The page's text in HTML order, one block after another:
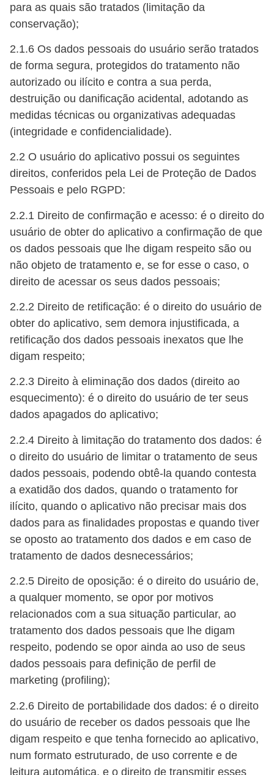
para as quais são tratados (limitação da
conservação);
2.1.6 Os dados pessoais do usuário serão tratados
de forma segura, protegidos do tratamento não
autorizado ou ilícito e contra a sua perda,
destruição ou danificação acidental, adotando as
medidas técnicas ou organizativas adequadas
(integridade e confidencialidade).
2.2 O usuário do aplicativo possui os seguintes
direitos, conferidos pela Lei de Proteção de Dados
Pessoais e pelo RGPD:
2.2.1 Direito de confirmação e acesso: é o direito do
usuário de obter do aplicativo a confirmação de que
os dados pessoais que lhe digam respeito são ou
não objeto de tratamento e, se for esse o caso, o
direito de acessar os seus dados pessoais;
2.2.2 Direito de retificação: é o direito do usuário de
obter do aplicativo, sem demora injustificada, a
retificação dos dados pessoais inexatos que lhe
digam respeito;
2.2.3 Direito à eliminação dos dados (direito ao
esquecimento): é o direito do usuário de ter seus
dados apagados do aplicativo;
2.2.4 Direito à limitação do tratamento dos dados: é
o direito do usuário de limitar o tratamento de seus
dados pessoais, podendo obtê-la quando contesta
a exatidão dos dados, quando o tratamento for
ilícito, quando o aplicativo não precisar mais dos
dados para as finalidades propostas e quando tiver
se oposto ao tratamento dos dados e em caso de
tratamento de dados desnecessários;
2.2.5 Direito de oposição: é o direito do usuário de,
a qualquer momento, se opor por motivos
relacionados com a sua situação particular, ao
tratamento dos dados pessoais que lhe digam
respeito, podendo se opor ainda ao uso de seus
dados pessoais para definição de perfil de
marketing (profiling);
2.2.6 Direito de portabilidade dos dados: é o direito
do usuário de receber os dados pessoais que lhe
digam respeito e que tenha fornecido ao aplicativo,
num formato estruturado, de uso corrente e de
leitura automática, e o direito de transmitir esses